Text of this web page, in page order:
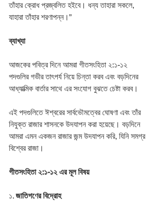
তাঁহার ক্রোধ প্রজ্বলিত হইবে। ধন্য তাহারা সকলে,
যাহারা তাঁহার শরণাপন্ন।”
ব্যাখ্যা
আজকের পবিত্র দিনে আমরা গীতসংহিতা ২:১-১২
পদগুলির গভীর তাৎপর্য নিয়ে চিন্তা করব এবং বড়দিনের
আধ্যাত্মিক বার্তার সাথে এর সংযোগ বুঝতে চেষ্টা করব।
এই পদগুলিতে ঈশ্বরের সার্বভৌমত্বের ঘোষণা এবং তাঁর
নিযুক্ত রাজার শাসনকে উদযাপন করা হয়েছে। বড়দিনে
আমরা এমন একজন রাজার জন্ম উদযাপন করি, যিনি সমগ্র
বিশ্বের রাজা।
গীতসংহিতা ২:১-১২ এর মূল বিষয়
১. জাতিগণের বিদ্রোহ